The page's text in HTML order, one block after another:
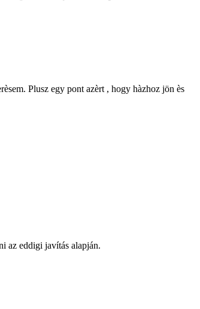
Plusz egy pont azèrt , hogy hàzhoz jön ès
az eddigi javítás alapján.